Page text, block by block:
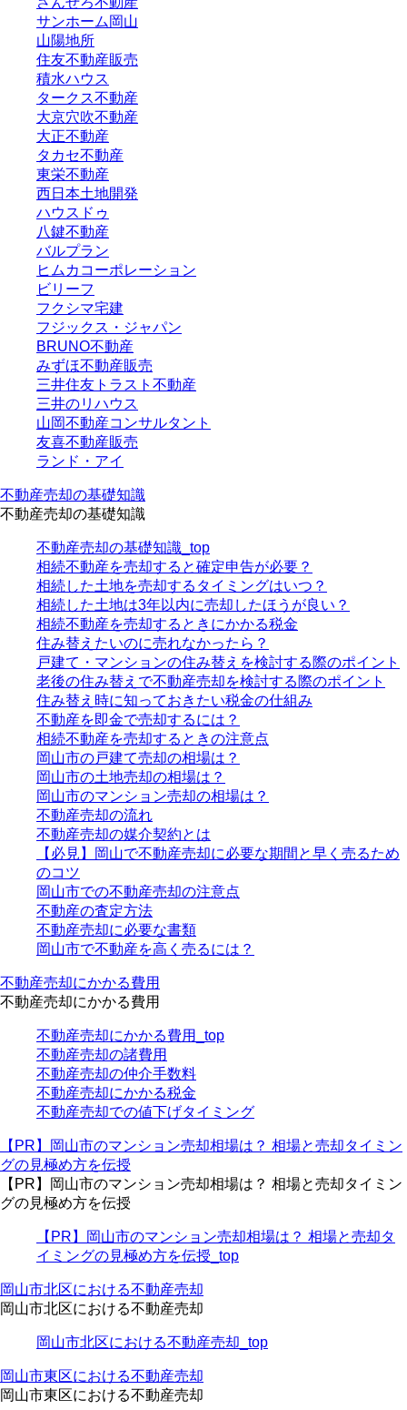
サンホーム岡山
山陽地所
住友不動産販売
積水ハウス
タークス不動産
大京穴吹不動産
大正不動産
タカセ不動産
東栄不動産
西日本土地開発
ハウスドゥ
八鍵不動産
バルプラン
ヒムカコーポレーション
ビリーフ
フクシマ宅建
フジックス・ジャパン
BRUNO不動産
みずほ不動産販売
三井住友トラスト不動産
三井のリハウス
山岡不動産コンサルタント
友喜不動産販売
ランド・アイ
不動産売却の基礎知識
不動産売却の基礎知識
不動産売却の基礎知識_top
相続不動産を売却すると確定申告が必要？
相続した土地を売却するタイミングはいつ？
相続した土地は3年以内に売却したほうが良い？
相続不動産を売却するときにかかる税金
住み替えたいのに売れなかったら？
戸建て・マンションの住み替えを検討する際のポイント
老後の住み替えで不動産売却を検討する際のポイント
住み替え時に知っておきたい税金の仕組み
不動産を即金で売却するには？
相続不動産を売却するときの注意点
岡山市の戸建て売却の相場は？
岡山市の土地売却の相場は？
岡山市のマンション売却の相場は？
不動産売却の流れ
不動産売却の媒介契約とは
【必見】岡山で不動産売却に必要な期間と早く売るため
のコツ
岡山市での不動産売却の注意点
不動産の査定方法
不動産売却に必要な書類
岡山市で不動産を高く売るには？
不動産売却にかかる費用
不動産売却にかかる費用
不動産売却にかかる費用_top
不動産売却の諸費用
不動産売却の仲介手数料
不動産売却にかかる税金
不動産売却での値下げタイミング
【PR】岡山市のマンション売却相場は？ 相場と売却タイミン
グの見極め方を伝授
【PR】岡山市のマンション売却相場は？ 相場と売却タイミン
グの見極め方を伝授
【PR】岡山市のマンション売却相場は？ 相場と売却タ
イミングの見極め方を伝授_top
岡山市北区における不動産売却
岡山市北区における不動産売却
岡山市北区における不動産売却_top
岡山市東区における不動産売却
岡山市東区における不動産売却